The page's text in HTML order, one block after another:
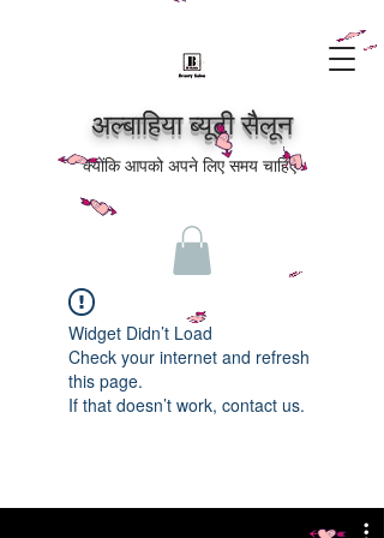
अल्बाहिया ब्यूटी सैलून
क्योंकि आपको अपने लिए समय चाहिए
Widget Didn’t Load
Check your internet and refresh
this page.
If that doesn’t work, contact us.